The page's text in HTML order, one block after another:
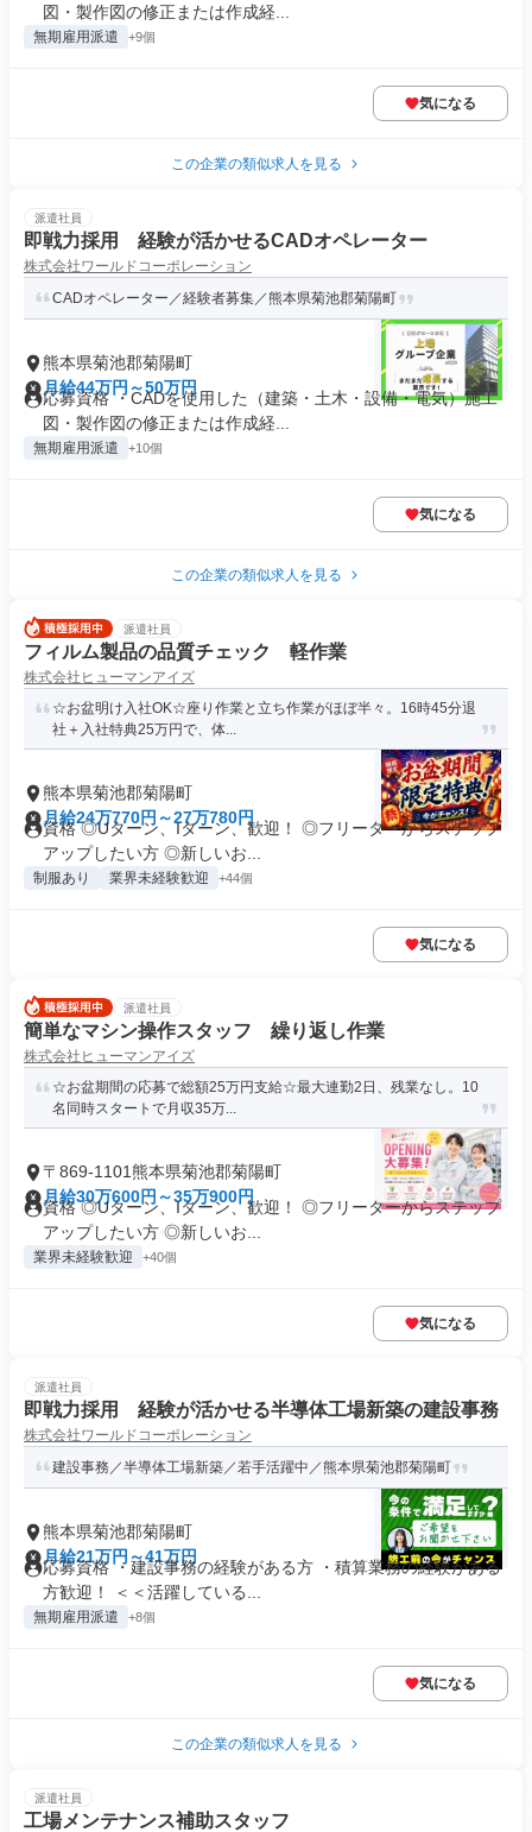
図・製作図の修正または作成経...
無期雇用派遣 +9個
気になる
この企業の類似求人を見る
派遣社員
即戦力採用 経験が活かせるCADオペレーター
株式会社ワールドコーポレーション
CADオペレーター／経験者募集／熊本県菊池郡菊陽町
熊本県菊池郡菊陽町
月給44万円～50万円
応募資格 ・CADを使用した（建築・土木・設備・電気）施工
図・製作図の修正または作成経...
無期雇用派遣 +10個
気になる
この企業の類似求人を見る
派遣社員
フィルム製品の品質チェック 軽作業
株式会社ヒューマンアイズ
☆お盆明け入社OK☆座り作業と立ち作業がほぼ半々。16時45分退
社＋入社特典25万円で、体...
熊本県菊池郡菊陽町
月給24万770円～27万780円
資格 ◎Uターン、Iターン、歓迎！ ◎フリーターからステップ
アップしたい方 ◎新しいお...
制服あり 業界未経験歓迎 +44個
気になる
派遣社員
簡単なマシン操作スタッフ 繰り返し作業
株式会社ヒューマンアイズ
☆お盆期間の応募で総額25万円支給☆最大連勤2日、残業なし。10
名同時スタートで月収35万...
〒869-1101熊本県菊池郡菊陽町
月給30万600円～35万900円
資格 ◎Uターン、Iターン、歓迎！ ◎フリーターからステップ
アップしたい方 ◎新しいお...
業界未経験歓迎 +40個
気になる
派遣社員
即戦力採用 経験が活かせる半導体工場新築の建設事務
株式会社ワールドコーポレーション
建設事務／半導体工場新築／若手活躍中／熊本県菊池郡菊陽町
熊本県菊池郡菊陽町
月給21万円～41万円
応募資格 ・建設事務の経験がある方 ・積算業務の経験がある
方歓迎！ ＜＜活躍している...
無期雇用派遣 +8個
気になる
この企業の類似求人を見る
派遣社員
工場メンテナンス補助スタッフ